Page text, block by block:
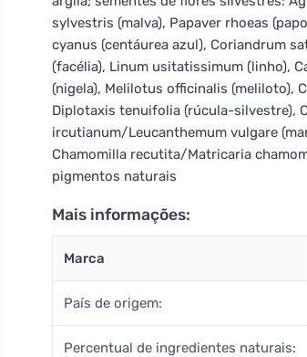
sylvestris (malva), Papaver rhoeas
cyanus (centáurea azul), Coriandrum
(facélia), Linum usitatissimum (linho),
(nigela), Melilotus officinalis (meliloto),
Diplotaxis tenuifolia (rúcula-silvestre),
ircutianum/Leucanthemum vulgare
Chamomilla recutita/Matricaria
pigmentos naturais
Mais informações:
Marca
País de origem:
Percentual de ingredientes naturais: